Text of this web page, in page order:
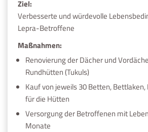
Ziel:
Verbesserte und würdevolle
Lepra-Betroffene
Maßnahmen:
Renovierung der Dächer und
Rundhütten (Tukuls)
Kauf von jeweils 30 Betten,
für die Hütten
Versorgung der Betroffenen mit
Monate